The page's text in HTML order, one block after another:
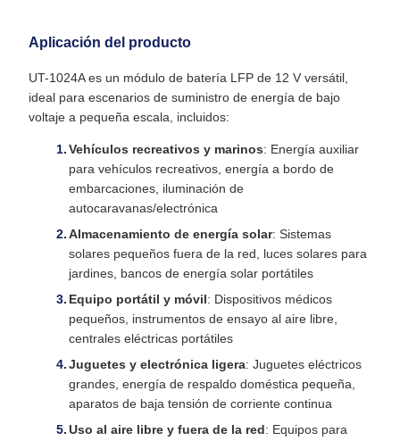
Aplicación del producto
UT-1024A es un módulo de batería LFP de 12 V versátil,
ideal para escenarios de suministro de energía de bajo
voltaje a pequeña escala, incluidos:
Vehículos recreativos y marinos: Energía auxiliar
para vehículos recreativos, energía a bordo de
embarcaciones, iluminación de
autocaravanas/electrónica
Almacenamiento de energía solar: Sistemas
solares pequeños fuera de la red, luces solares para
jardines, bancos de energía solar portátiles
Equipo portátil y móvil: Dispositivos médicos
pequeños, instrumentos de ensayo al aire libre,
centrales eléctricas portátiles
Juguetes y electrónica ligera: Juguetes eléctricos
grandes, energía de respaldo doméstica pequeña,
aparatos de baja tensión de corriente continua
Uso al aire libre y fuera de la red: Equipos para